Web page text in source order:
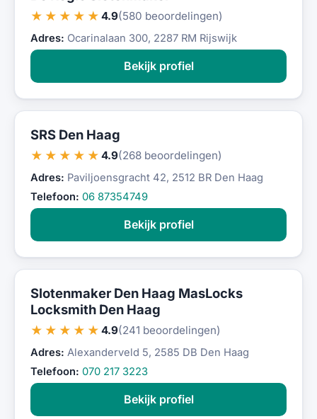
★★★★★ 4.9(580 beoordelingen)
Adres: Ocarinalaan 300, 2287 RM Rijswijk
Bekijk profiel
SRS Den Haag
★★★★★ 4.9(268 beoordelingen)
Adres: Paviljoensgracht 42, 2512 BR Den Haag
Telefoon: 06 87354749
Bekijk profiel
Slotenmaker Den Haag MasLocks
Locksmith Den Haag
★★★★★ 4.9(241 beoordelingen)
Adres: Alexanderveld 5, 2585 DB Den Haag
Telefoon: 070 217 3223
Bekijk profiel